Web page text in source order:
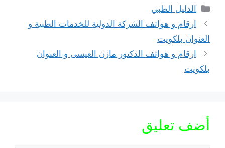
التصنيفات
الدليل الطبي
ارقام و هواتف الشركة الدولية للخدمات الطبية و
العنوان بلكويت
ارقام و هواتف الدكتور مازن العيسى و العنوان
بلكويت
أضف تعليق